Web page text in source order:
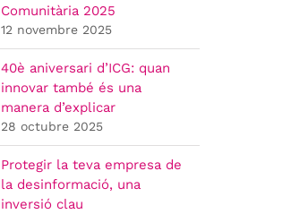
Comunitària 2025
12 novembre 2025
40è aniversari d’ICG: quan
innovar també és una
manera d’explicar
28 octubre 2025
Protegir la teva empresa de
la desinformació, una
inversió clau